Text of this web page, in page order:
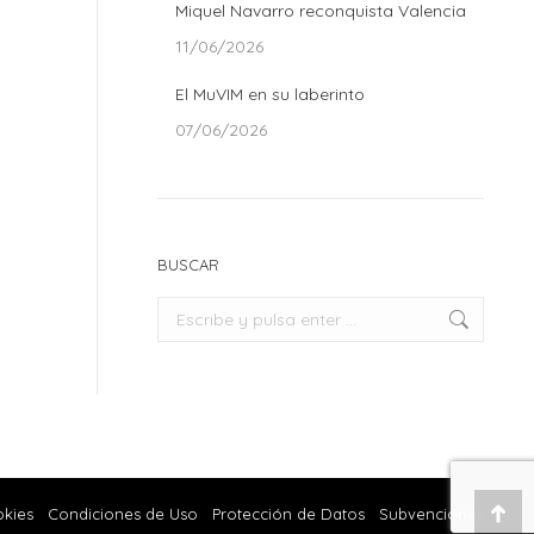
Miquel Navarro reconquista Valencia
11/06/2026
El MuVIM en su laberinto
07/06/2026
BUSCAR
Buscar:
Condiciones de Uso Protección de Datos Subvenciones
Ir